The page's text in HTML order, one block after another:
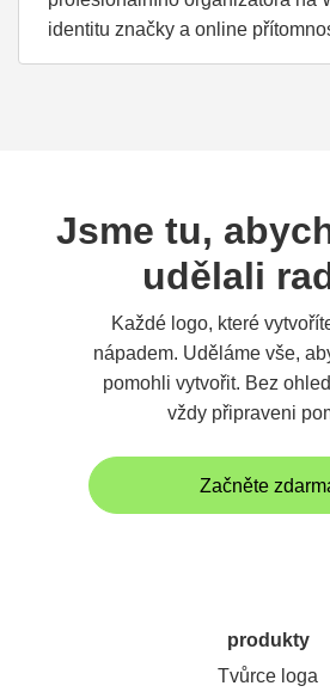
identitu značky a online
Jsme tu,
udělali
Každé logo, které
nápadem. Uděláme vše,
pomohli vytvořit. Bez
vždy připraveni
Začněte
produkty
Tvůrce loga